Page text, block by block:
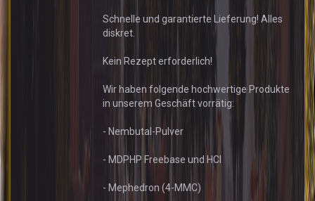
Schnelle und garantierte Lieferung! Alles
diskret.
Kein Rezept erforderlich!
Wir haben folgende hochwertige Produkte
in unserem Geschäft vorrätig:
- Nembutal-Pulver
- MDPHP Freebase und HCl
- Mephedron (4-MMC)